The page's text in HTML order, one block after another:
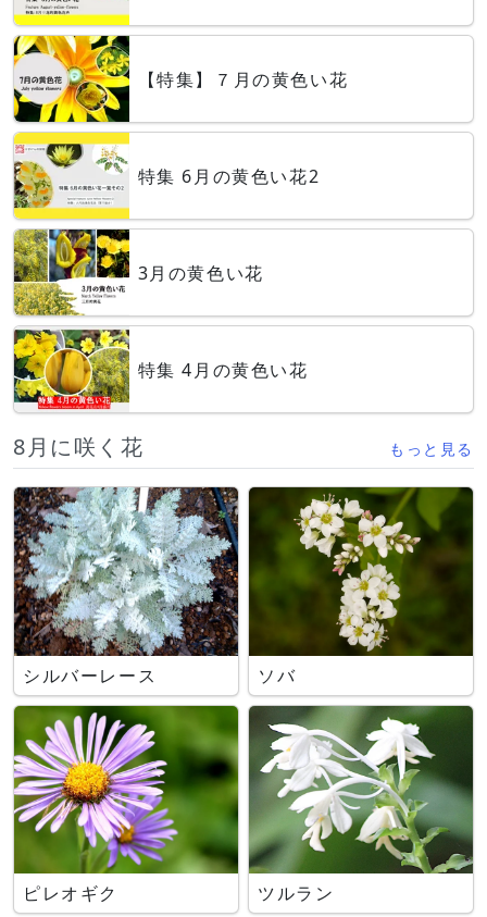
【特集】７月の黄色い花
特集 6月の黄色い花2
3月の黄色い花
特集 4月の黄色い花
8月に咲く花 もっと見る
シルバーレース ソバ
ピレオギク ツルラン